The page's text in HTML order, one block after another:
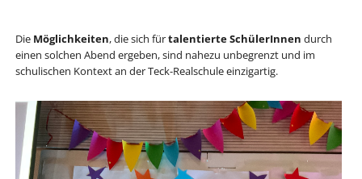
Die Möglichkeiten, die sich fürtalentierte SchülerInnen durch
einen solchen Abend ergeben, sind nahezu unbegrenzt und im
schulischen Kontext an der Teck-Realschule einzigartig.